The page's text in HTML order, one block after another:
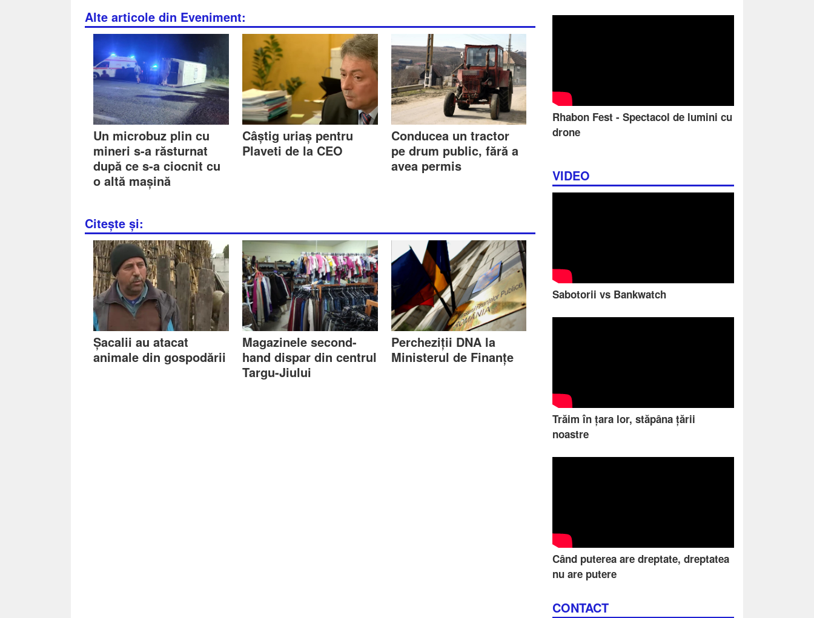
Rhabon Fest - Spectacol de lumini cu
drone
VIDEO
Sabotorii vs Bankwatch
Trăim în țara lor, stăpâna țării
noastre
Când puterea are dreptate, dreptatea
nu are putere
CONTACT
Alte articole din Eveniment:
Un microbuz plin cu
mineri s-a răsturnat
după ce s-a ciocnit cu
o altă mașină
Câștig uriaș pentru
Plaveti de la CEO
Conducea un tractor
pe drum public, fără a
avea permis
Citește și:
Șacalii au atacat
animale din gospodării
Magazinele second-
hand dispar din centrul
Targu-Jiului
Percheziții DNA la
Ministerul de Finanțe